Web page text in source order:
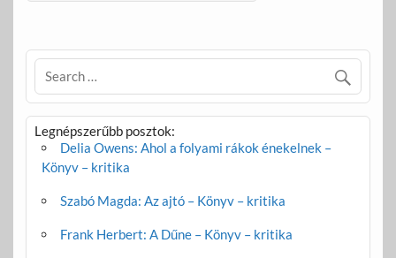
Legnépszerűbb posztok:
Delia Owens: Ahol a folyami rákok énekelnek –
Könyv – kritika
Szabó Magda: Az ajtó – Könyv – kritika
Frank Herbert: A Dűne – Könyv – kritika